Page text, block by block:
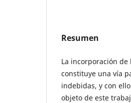
Resumen
La incorporación
constituye una vía
indebidas, y con
objeto de este